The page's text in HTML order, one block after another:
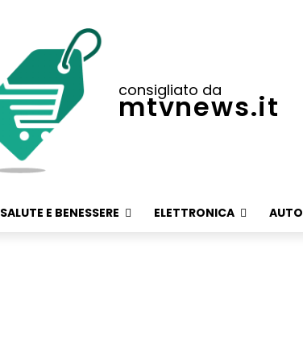
consigliato da
mtvnews.it
SALUTE E BENESSERE ELETTRONICA